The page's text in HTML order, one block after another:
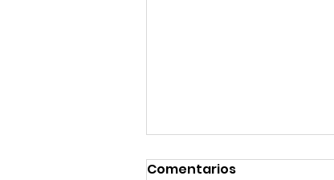
Comentarios